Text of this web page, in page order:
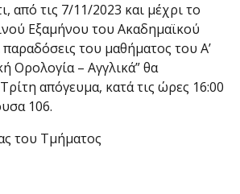
από τις 7/11/2023 και μέχρι το
Εξαμήνου του Ακαδημαϊκού
του μαθήματος του Α’
Ορολογία – Αγγλικά” θα
απόγευμα, κατά τις ώρες 16:00
106.
του Τμήματος